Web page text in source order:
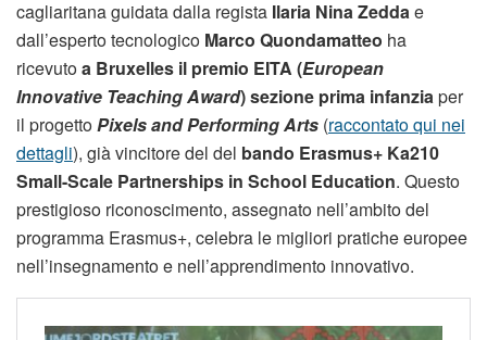
cagliaritana guidata dalla regista Ilaria Nina Zeddae
dall’esperto tecnologico Marco Quondamatteo ha
ricevutoa Bruxelles il premio EITA (European
Innovative Teaching Award)sezione prima infanziaper
il progettoPixels and Performing Arts (raccontato qui nei
dettagli), già vincitore del del bando Erasmus+ Ka210
Small-Scale Partnerships in School Education. Questo
prestigioso riconoscimento, assegnato nell’ambito del
programma Erasmus+, celebra le migliori pratiche europee
nell’insegnamento e nell’apprendimento innovativo.